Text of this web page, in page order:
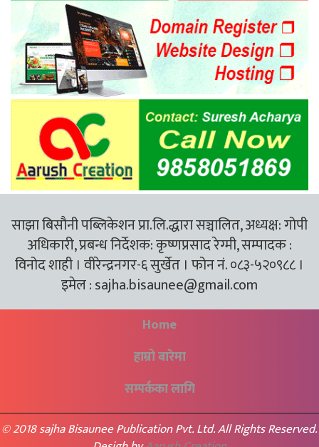
साझा बिसौनी पब्लिकेशन प्रा.लि.द्धारा सञ्चालित, अध्यक्ष: गोपी
अधिकारी, प्रबन्ध निर्देशक: कृष्णप्रसाद रेग्मी, सम्पादक :
विनोद शाही । वीरेन्द्रनगर-६ सुर्खेत । फोन नं. ०८३-५२०९८८ ।
इमेल :sajha.bisaunee@gmail.com
Home
हाम्रो बारेमा
सम्पर्कका लागि
© 2018 sajha Bisaunee Publication Pvt. Ltd. All Rights Reserved.